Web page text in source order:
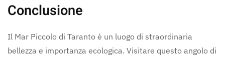
Conclusione
Il Mar Piccolo di Taranto è un luogo di straordinaria
bellezza e importanza ecologica. Visitare questo angolo di